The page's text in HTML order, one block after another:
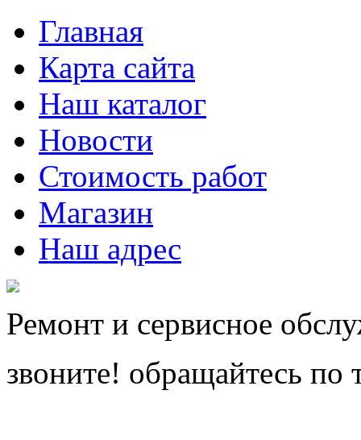
Главная
Карта сайта
Наш каталог
Новости
Стоимость работ
Магазин
Наш адрес
Ремонт и сервисное
звоните! обращайтесь по